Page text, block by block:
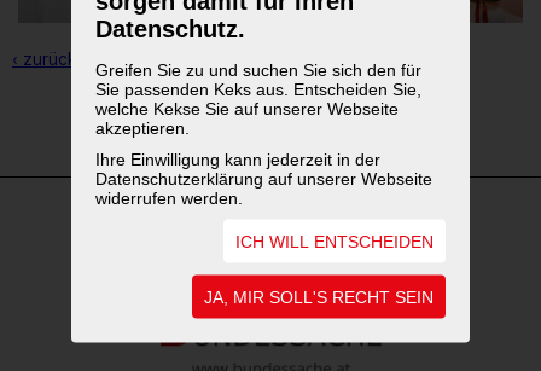
Datenschutz.
Greifen Sie zu und suchen Sie sich den für
Sie passenden Keks aus. Entscheiden Sie,
welche Kekse Sie auf unserer Webseite
akzeptieren.
Ihre Einwilligung kann jederzeit in der
Datenschutzerklärung auf unserer Webseite
widerrufen werden.
ICH WILL ENTSCHEIDEN
JA, MIR SOLL'S RECHT SEIN
‹ zurück zur Übersicht
1 2 3
WEITERFÜHRENDE LINKS